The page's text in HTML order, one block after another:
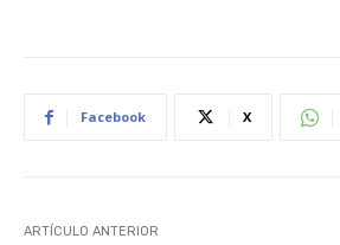
Facebook X
ARTÍCULO ANTERIOR